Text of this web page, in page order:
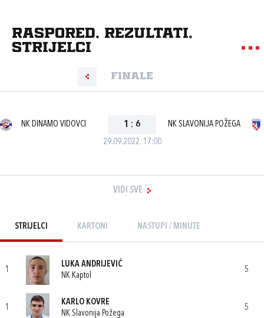
Raspored, rezultati,
strijelci
Finale
29.09.2022. 17:00
NK DINAMO VIDOVCI 1 : 6 NK SLAVONIJA POŽEGA
VIDI SVE
STRIJELCI KARTONI NASTUPI / MINUTE
1
LUKA ANDRIJEVIĆ
NK Kaptol
5
1
KARLO KOVRE
NK Slavonija Požega
5